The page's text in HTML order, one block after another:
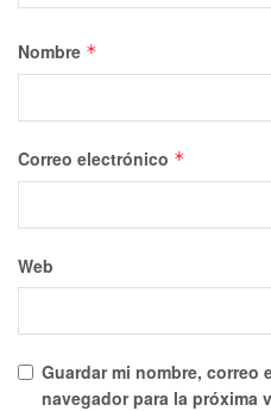
Nombre *
Correo electrónico *
Web
Guardar mi nombre,
navegador para la próxima